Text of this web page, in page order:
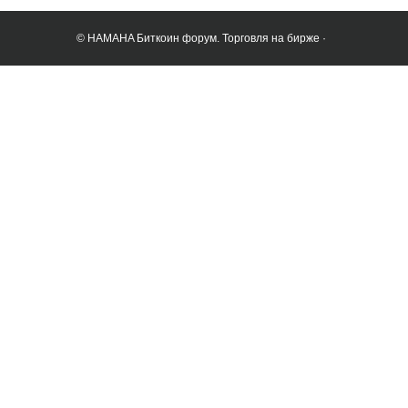
© HAMAHA Биткоин форум. Торговля на бирже ·